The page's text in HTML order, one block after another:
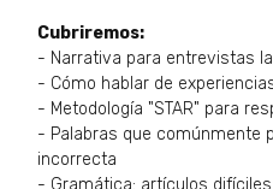
Cubriremos:
- Narrativa para entrevistas
- Cómo hablar de
- Metodología "STAR" para
- Palabras que comúnmente
incorrecta
- Gramática: artículos difíciles